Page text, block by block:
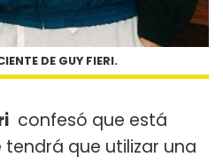
DE GUY FIERI.
confesó que está
que utilizar una